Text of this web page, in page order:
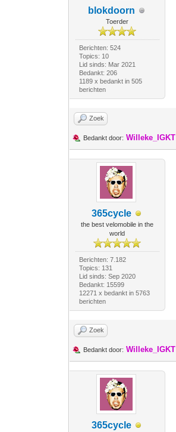
blokdoorn
Toerder
Berichten: 524
Topics: 10
Lid sinds: Mar 2021
Bedankt: 206
1189 x bedankt in 505
berichten
Zoek
Bedankt door: Willeke_IGKT
365cycle
the best velomobile in the
world
Berichten: 7.182
Topics: 131
Lid sinds: Sep 2020
Bedankt: 15599
12271 x bedankt in 5763
berichten
Zoek
Bedankt door: Willeke_IGKT
365cycle